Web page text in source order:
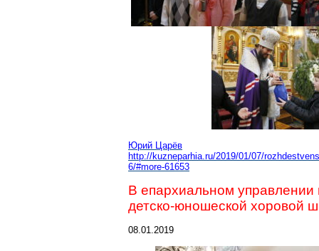
Юрий Царёв
http://kuzneparhia.ru/2019/01/07/
6/#more-61653
В епархиальном
детско-юношеской хоровой
08.01.2019